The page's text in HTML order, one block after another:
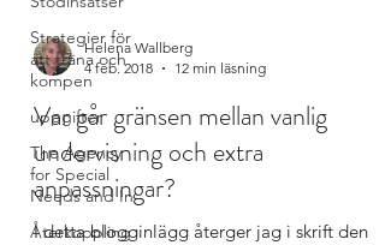
Strategier för
att träna och
kompen
uppgifter
The Agency
for Special
Needs and In
Återkoppling
Helena Wallberg
4 feb. 2018
12 min läsning
Var går gränsen mellan vanlig
undervisning och extra